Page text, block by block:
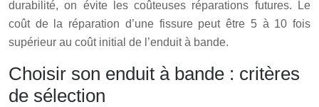
durabilité, on évite les coûteuses réparations futures. Le
coût de la réparation d’une fissure peut être 5 à 10 fois
supérieur au coût initial de l’enduit à bande.
Choisir son enduit à bande : critères
de sélection